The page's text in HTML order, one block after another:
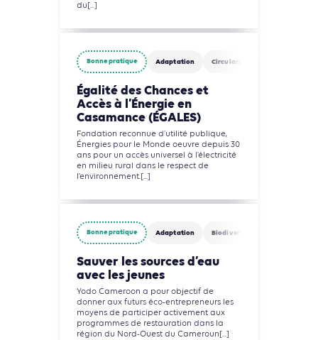
du[...]
Bonne pratique Adaptation Circularité
Égalité des Chances et
Accès à l’Énergie en
Casamance (ÉGALES)
Fondation reconnue d’utilité publique,
Énergies pour le Monde oeuvre depuis 30
ans pour un accès universel à l’électricité
en milieu rural dans le respect de
l’environnement.[...]
Bonne pratique Adaptation Biodiversité
Sauver les sources d’eau
avec les jeunes
Yodo Cameroon a pour objectif de
donner aux futurs éco-entrepreneurs les
moyens de participer activement aux
programmes de restauration dans la
région du Nord-Ouest du Cameroun[...]